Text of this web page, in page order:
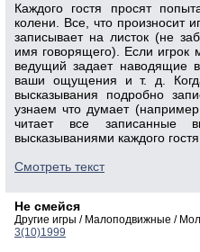
Каждого гостя просят
колени. Все, что произносит
записывает на листок (не
имя говорящего). Если игрок
ведущий задает наводящие
ваши ощущения и т. д.
высказывания подробно
узнаем что думает
читает все записанные
высказываниями каждого
Смотреть текст
Не смейся
Другие игры / Малоподвижные /
3(10)1999